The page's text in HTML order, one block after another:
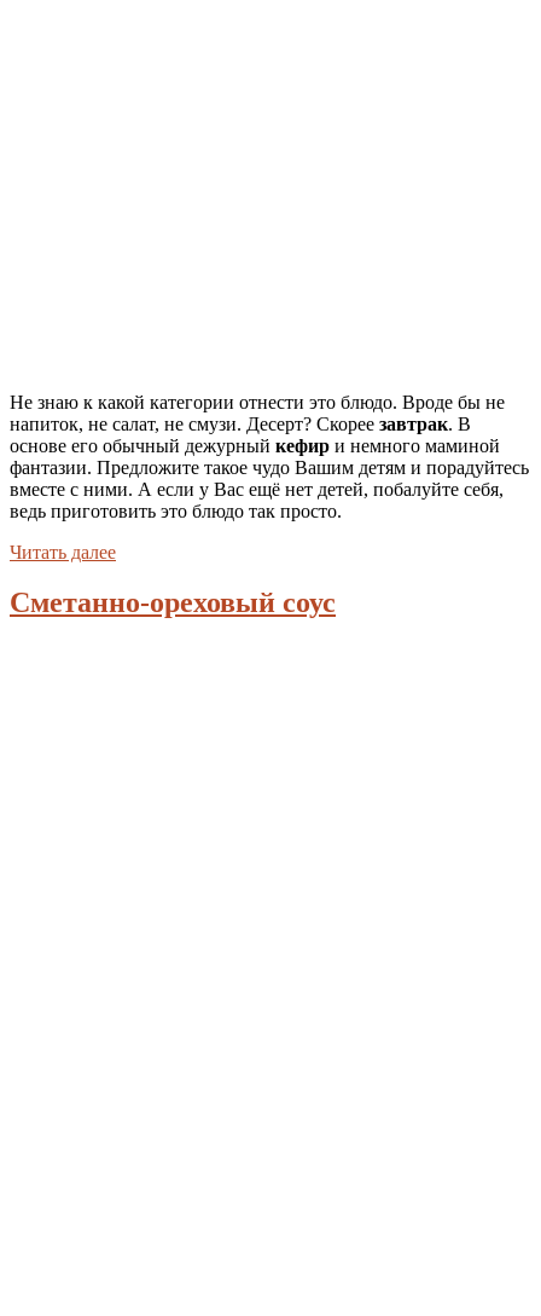
Не знаю к какой категории отнести это блюдо. Вроде бы не
напиток, не салат, не смузи. Десерт? Скорее завтрак. В
основе его обычный дежурный кефир и немного маминой
фантазии. Предложите такое чудо Вашим детям и порадуйтесь
вместе с ними. А если у Вас ещё нет детей, побалуйте себя,
ведь приготовить это блюдо так просто.
Читать далее
Сметанно-ореховый соус